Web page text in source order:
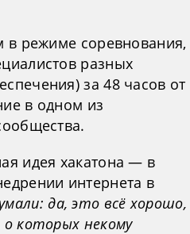
в режиме соревнования,
разных
за 48 часов от
в одном из
идея хакатона — в
интернета в
да, это всё хорошо,
которых некому